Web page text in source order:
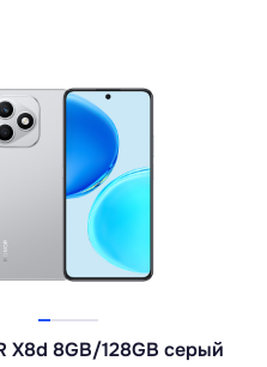
X8d 8GB/128GB серый